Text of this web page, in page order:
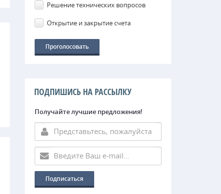
Решение технических вопросов
Открытие и закрытие счета
ПОДПИШИСЬ НА РАССЫЛКУ
Получайте лучшие предложения!